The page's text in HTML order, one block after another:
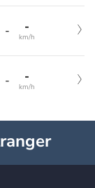
- -
km/h
- -
km/h